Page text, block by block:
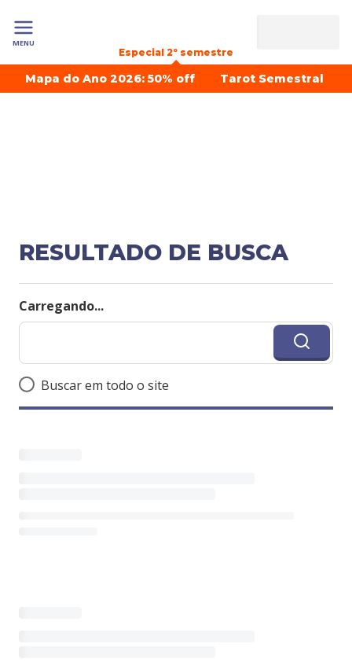
MENU
Especial 2º semestre
Mapa do Ano 2026: 50% off Tarot Semestral
RESULTADO DE BUSCA
Carregando...
Buscar em todo o site